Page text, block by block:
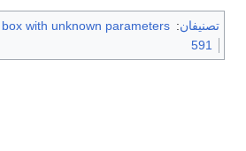
تصنيفان:
with unknown parameters
591